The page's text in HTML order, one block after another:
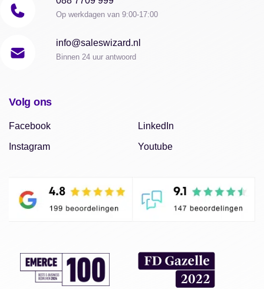
Op werkdagen van 9:00-17:00
info@saleswizard.nl
Binnen 24 uur antwoord
Volg ons
Facebook
Instagram
LinkedIn
Youtube